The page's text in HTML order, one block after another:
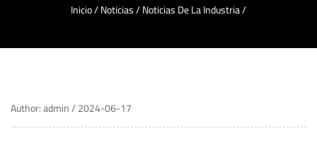
Inicio/Noticias/Noticias De La Industria/
Author: admin / 2024-06-17